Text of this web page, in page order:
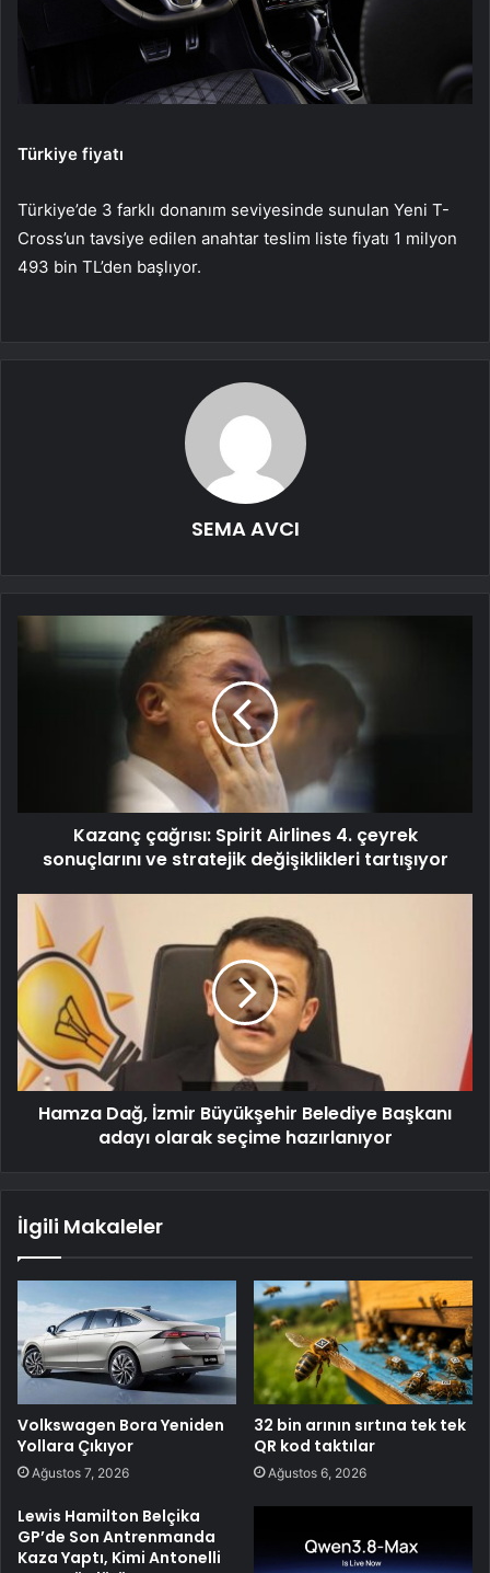
Türkiye fiyatı
Türkiye’de 3 farklı donanım seviyesinde sunulan Yeni T-
Cross’un tavsiye edilen anahtar teslim liste fiyatı 1 milyon
493 bin TL’den başlıyor.
SEMA AVCI
Kazanç çağrısı: Spirit Airlines 4. çeyrek
sonuçlarını ve stratejik değişiklikleri tartışıyor
Hamza Dağ, İzmir Büyükşehir Belediye Başkanı
adayı olarak seçime hazırlanıyor
İlgili Makaleler
Volkswagen Bora Yeniden
Yollara Çıkıyor
Ağustos 7, 2026
32 bin arının sırtına tek tek
QR kod taktılar
Ağustos 6, 2026
Lewis Hamilton Belçika
GP’de Son Antrenmanda
Kaza Yaptı, Kimi Antonelli